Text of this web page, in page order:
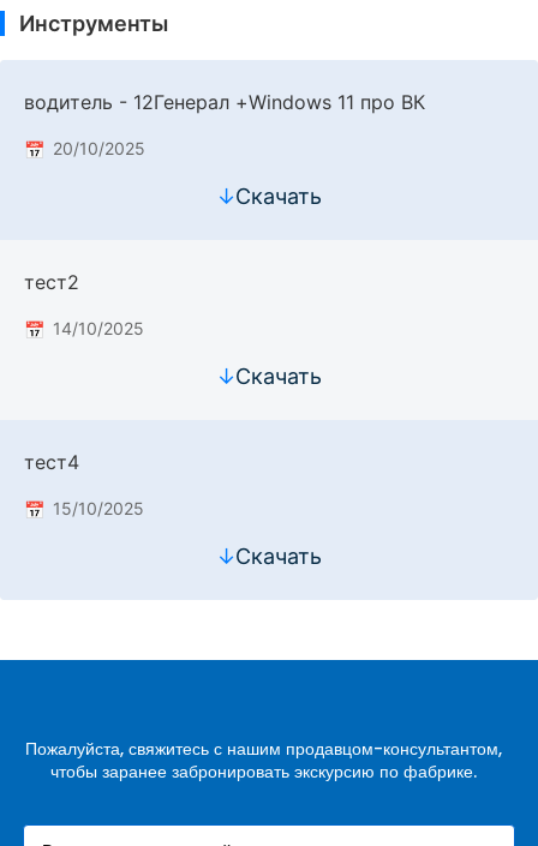
Инструменты
водитель - 12Генерал +Windows 11 про ВК
20/10/2025
↓Скачать
тест2
14/10/2025
↓Скачать
тест4
15/10/2025
↓Скачать
Пожалуйста, свяжитесь с нашим продавцом-консультантом,
чтобы заранее забронировать экскурсию по фабрике.